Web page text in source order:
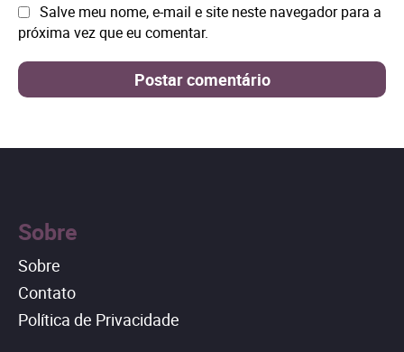
Site: Salve meu nome, e-mail e site neste navegador para a
próxima vez que eu comentar.
Sobre
Sobre
Contato
Política de Privacidade